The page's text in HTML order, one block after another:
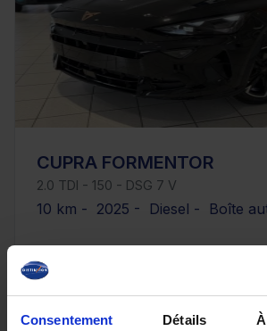
Consentement Détails
CUPRA FORMENTOR
2.0 TDI - 150 - DSG 7 V
10 km - 2025 - Diesel - Boîte